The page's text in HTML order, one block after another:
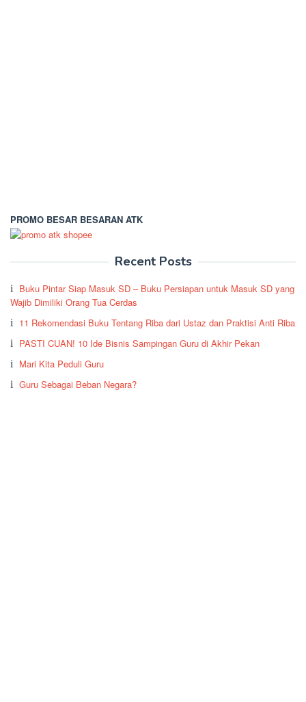
PROMO BESAR BESARAN ATK
Recent Posts
Buku Pintar Siap Masuk SD – Buku Persiapan untuk Masuk SD yang
Wajib Dimiliki Orang Tua Cerdas
11 Rekomendasi Buku Tentang Riba dari Ustaz dan Praktisi Anti Riba
PASTI CUAN! 10 Ide Bisnis Sampingan Guru di Akhir Pekan
Mari Kita Peduli Guru
Guru Sebagai Beban Negara?